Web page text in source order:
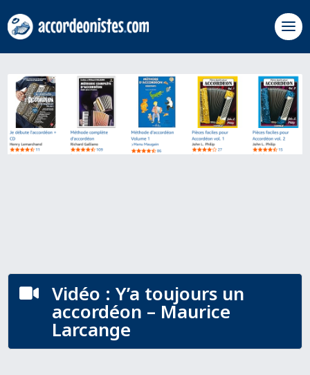
 Vidéo : Y’a toujours un
accordéon – Maurice
Larcange